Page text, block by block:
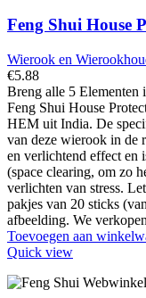
Feng Shui House
Wierook en
€5.88
Breng alle 5 Elementen
Feng Shui House
HEM uit India. De
van deze wierook in de
en verlichtend effect en
(space clearing, om zo
verlichten van stress.
pakjes van 20 sticks
afbeelding. We
Toevoegen aan
Quick view